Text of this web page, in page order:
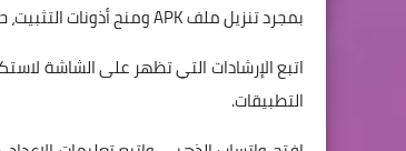
بمجرد تنزيل ملف APK ومنح أذونات التثبيت، حدد موقع الملف في وحدة تخزين جهازك وانقر عليه لبدء عملية التثبيت.
التطبيقات.